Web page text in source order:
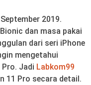
2019.
dan masa pakai
dari seri iPhone
mengetahui
Pro. Jadi Labkom99
11 Pro secara detail.